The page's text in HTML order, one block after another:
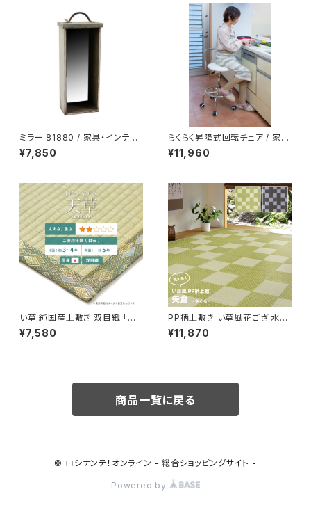
ミラー 81880 / 家具・インテリ
ア 鏡・ドレッサー ウォールミラー
¥7,850
らくらく昇降式回転チェア / 家
具・インテリア
¥11,960
い草 純国産上敷き 双目織 「天
草(あまくさ)」 / 家具・インテリア
ファブリック・敷物 畳・ござ
¥7,580
PP柄上敷き い草風花ござ 水洗
いOK 「矢倉」 グリーン / 家具・
インテリア ファブリック・敷物 カ
¥11,870
商品一覧に戻る
© ロシナンテ！オンライン - 総合ショッピングサイト -
Powered by